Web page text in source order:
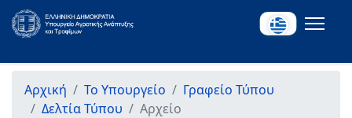
Αρχική Το Υπουργείο
Γραφείο Τύπου
Δελτία Τύπου
Αρχείο